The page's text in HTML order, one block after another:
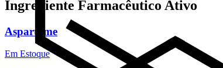
Ingrediente Farmacêutico Ativo
Aspartame
Em Estoque